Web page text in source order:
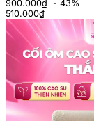
900.000₫ - 43%
510.000₫